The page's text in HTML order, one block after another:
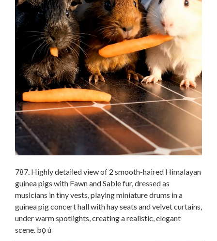
787. Highly detailed view of 2 smooth-haired Himalayan
guinea pigs with Fawn and Sable fur, dressed as
musicians in tiny vests, playing miniature drums in a
guinea pig concert hall with hay seats and velvet curtains,
under warm spotlights, creating a realistic, elegant
scene. bọ ú